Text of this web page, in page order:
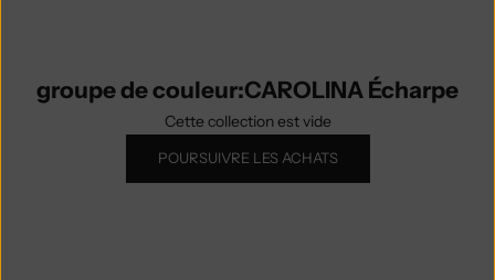
groupe de couleur:CAROLINA Écharpe
Cette collection est vide
POURSUIVRE LES ACHATS